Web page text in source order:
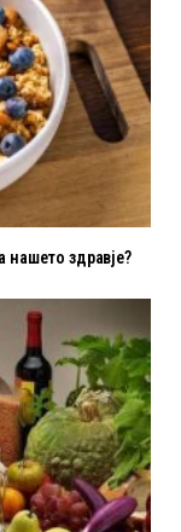
нашето здравје?